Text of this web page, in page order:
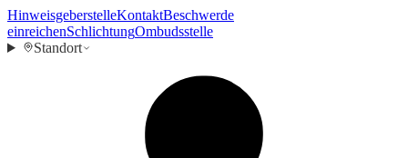
HinweisgeberstelleKontaktBeschwerde
einreichenSchlichtungOmbudsstelle
Standort